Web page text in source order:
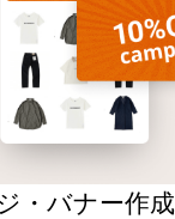
・バナー作成